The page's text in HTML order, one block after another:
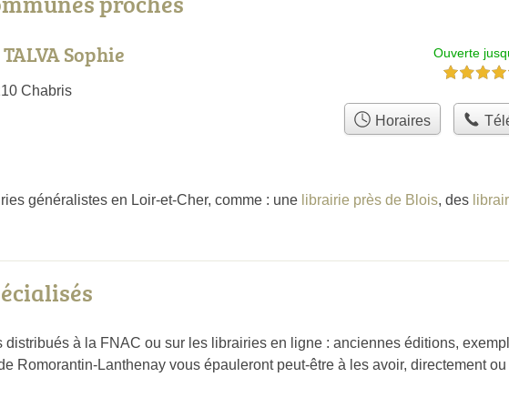
Sophie
Chabris
Ouverte
4,5 étoiles
Horaires
généralistes en Loir-et-Cher, comme : une librairie près de Blois, des
à la FNAC ou sur les librairies en ligne : anciennes éditions,
Romorantin-Lanthenay vous épauleront peut-être à les avoir, directement ou